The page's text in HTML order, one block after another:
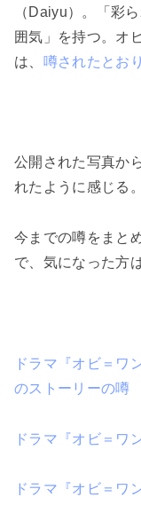
（Daiyu）。「彩
囲気」を持つ。オ
は、 噂されたとお
公開された写真か
れたように感じる。
今までの噂をまと
で、気になった方
ドラマ『オビ＝ワ
のストーリーの噂
ドラマ『オビ＝ワ
ドラマ『オビ＝ワ